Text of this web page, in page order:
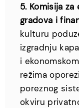
5. Komisija
gradova i
kulturu
izgradnju
i
režima
poreznog
okviru